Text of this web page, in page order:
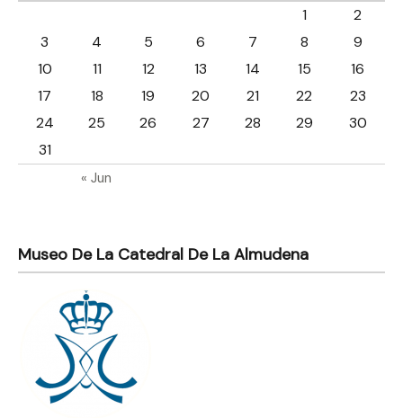
« Jun
1
2
3
4 5 6 7 8
9
10
11 12 13 14 15
16
17
18 19 20 21 22
23
24
25 26 27 28 29
30
31
Museo De La Catedral De La Almudena